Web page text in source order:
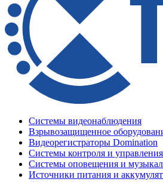
Системы видеонаблюдения
Взрывозащищенное
Видеорегистраторы Domination
Системы контроля и
Системы оповещения и
Источники питания и